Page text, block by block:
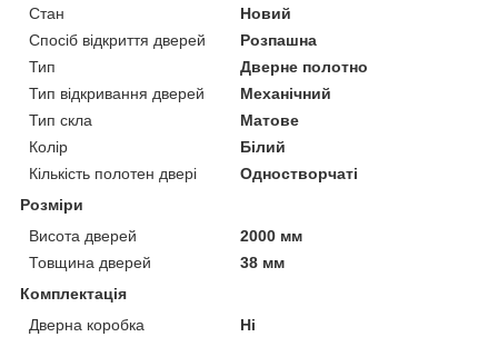
Стан
Новий
Спосіб відкриття дверей
Розпашна
Тип
Дверне полотно
Тип відкривання дверей
Механічний
Тип скла
Матове
Колір
Білий
Кількість полотен двері
Одностворчаті
Розміри
Висота дверей
2000 мм
Товщина дверей
38 мм
Комплектація
Дверна коробка
Ні